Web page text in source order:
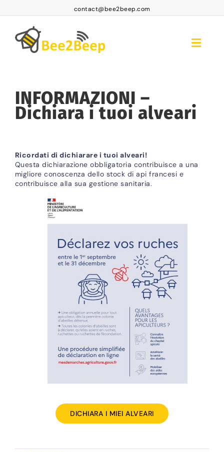
contact@bee2beep.com
Toggle
Accesso abbonati
Abbonamenti
FAQ BEE2BEEP
Contatto
INFORMAZIONI –
Dichiara i tuoi alveari
Ricordati di dichiarare i tuoi alveari!
Questa dichiarazione obbligatoria contribuisce a una
migliore conoscenza dello stock di api francesi e
contribuisce alla sua gestione sanitaria.
DICHIARA I MIEI ALVEARI